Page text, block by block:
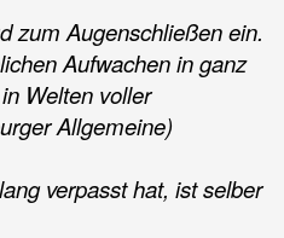
zum Augenschließen ein.
Aufwachen in ganz
Welten voller
Allgemeine)
verpasst hat, ist selber